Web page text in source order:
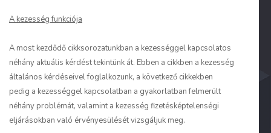
A kezesség funkciója
A most kezdődő cikksorozatunkban a kezességgel kapcsolatos
néhány aktuális kérdést tekintünk át. Ebben a cikkben a kezesség
általános kérdéseivel foglalkozunk, a következő cikkekben
pedig a kezességgel kapcsolatban a gyakorlatban felmerült
néhány problémát, valamint a kezesség fizetésképtelenségi
eljárásokban való érvényesülését vizsgáljuk meg.